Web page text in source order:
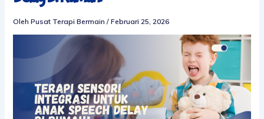
Oleh Pusat Terapi Bermain / Februari 25, 2026